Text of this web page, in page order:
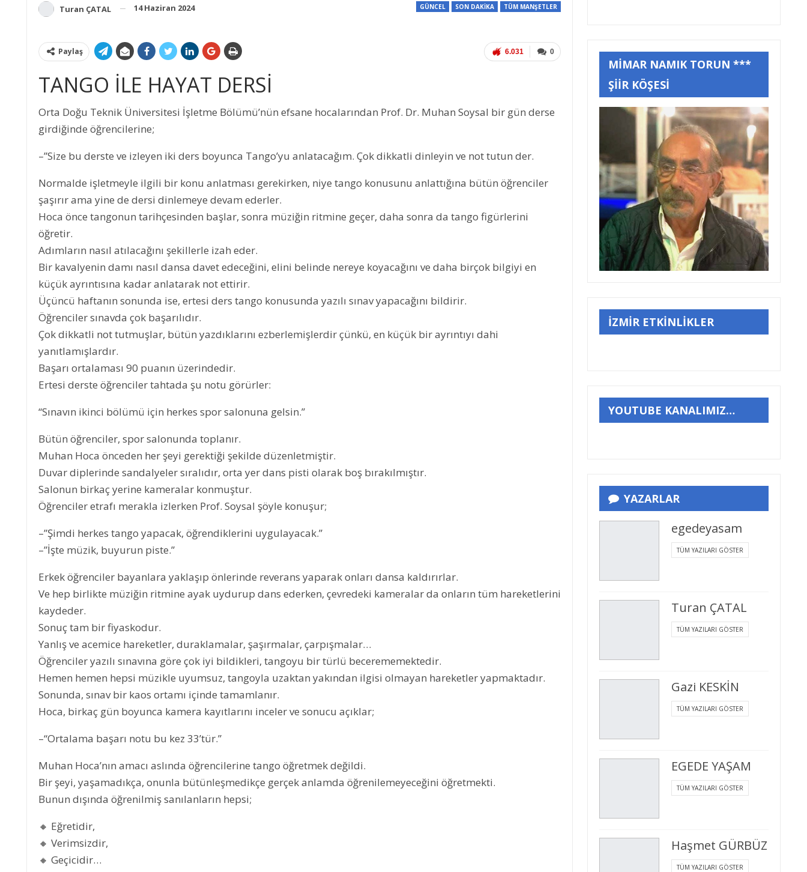
GÜNCEL SON DAKİKA TÜM MANŞETLER
Turan ÇATAL 14 Haziran 2024
0
6.031
Paylaş
TANGO İLE HAYAT DERSİ
Orta Doğu Teknik Üniversitesi İşletme Bölümü’nün efsane hocalarından Prof. Dr. Muhan Soysal bir gün derse
girdiğinde öğrencilerine;
–”Size bu derste ve izleyen iki ders boyunca Tango’yu anlatacağım. Çok dikkatli dinleyin ve not tutun der.
Normalde işletmeyle ilgili bir konu anlatması gerekirken, niye tango konusunu anlattığına bütün öğrenciler
şaşırır ama yine de dersi dinlemeye devam ederler.
Hoca önce tangonun tarihçesinden başlar, sonra müziğin ritmine geçer, daha sonra da tango figürlerini
öğretir.
Adımların nasıl atılacağını şekillerle izah eder.
Bir kavalyenin damı nasıl dansa davet edeceğini, elini belinde nereye koyacağını ve daha birçok bilgiyi en
küçük ayrıntısına kadar anlatarak not ettirir.
Üçüncü haftanın sonunda ise, ertesi ders tango konusunda yazılı sınav yapacağını bildirir.
Öğrenciler sınavda çok başarılıdır.
Çok dikkatli not tutmuşlar, bütün yazdıklarını ezberlemişlerdir çünkü, en küçük bir ayrıntıyı dahi
yanıtlamışlardır.
Başarı ortalaması 90 puanın üzerindedir.
Ertesi derste öğrenciler tahtada şu notu görürler:
“Sınavın ikinci bölümü için herkes spor salonuna gelsin.”
Bütün öğrenciler, spor salonunda toplanır.
Muhan Hoca önceden her şeyi gerektiği şekilde düzenletmiştir.
Duvar diplerinde sandalyeler sıralıdır, orta yer dans pisti olarak boş bırakılmıştır.
Salonun birkaç yerine kameralar konmuştur.
Öğrenciler etrafı merakla izlerken Prof. Soysal şöyle konuşur;
–”Şimdi herkes tango yapacak, öğrendiklerini uygulayacak.”
–”İşte müzik, buyurun piste.”
Erkek öğrenciler bayanlara yaklaşıp önlerinde reverans yaparak onları dansa kaldırırlar.
Ve hep birlikte müziğin ritmine ayak uydurup dans ederken, çevredeki kameralar da onların tüm hareketlerini
kaydeder.
Sonuç tam bir fiyaskodur.
Yanlış ve acemice hareketler, duraklamalar, şaşırmalar, çarpışmalar…
Öğrenciler yazılı sınavına göre çok iyi bildikleri, tangoyu bir türlü becerememektedir.
Hemen hemen hepsi müzikle uyumsuz, tangoyla uzaktan yakından ilgisi olmayan hareketler yapmaktadır.
Sonunda, sınav bir kaos ortamı içinde tamamlanır.
Hoca, birkaç gün boyunca kamera kayıtlarını inceler ve sonucu açıklar;
–“Ortalama başarı notu bu kez 33’tür.”
Muhan Hoca’nın amacı aslında öğrencilerine tango öğretmek değildi.
Bir şeyi, yaşamadıkça, onunla bütünleşmedikçe gerçek anlamda öğrenilemeyeceğini öğretmekti.
Bunun dışında öğrenilmiş sanılanların hepsi;
🔸 Eğretidir,
🔸 Verimsizdir,
🔸 Geçicidir…
MİMAR NAMIK TORUN ***
ŞİİR KÖŞESİ
İZMİR ETKİNLİKLER
YOUTUBE KANALIMIZ…
YAZARLAR
egedeyasam
TÜM YAZILARI GÖSTER
Turan ÇATAL
TÜM YAZILARI GÖSTER
Gazi KESKİN
TÜM YAZILARI GÖSTER
EGEDE YAŞAM
TÜM YAZILARI GÖSTER
Haşmet GÜRBÜZ
TÜM YAZILARI GÖSTER